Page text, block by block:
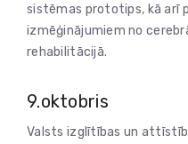
sistēmas prototips, kā arī
izmēģinājumiem no
rehabilitācijā.
9.oktobris
Valsts izglītības un